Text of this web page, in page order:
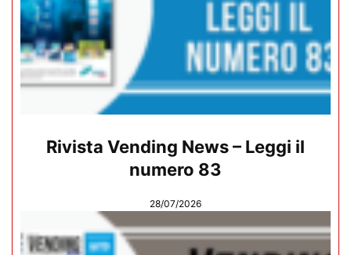
Rivista Vending News – Leggi il
numero 83
28/07/2026